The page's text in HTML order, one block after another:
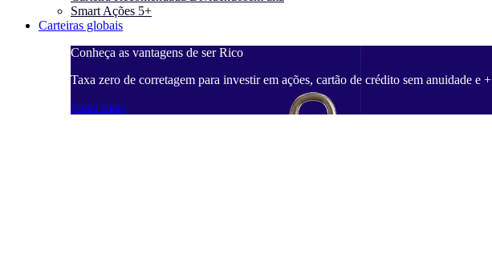
Smart Ações 5+
Carteiras globais
Conheça as vantagens de ser Rico
Taxa zero de corretagem para investir em ações, cartão de crédito sem anuidade e +
Saiba mais